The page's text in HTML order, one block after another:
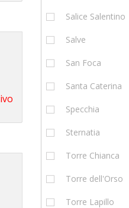
Salice Salentino
Salve
San Foca
Santa Caterina
Specchia
Sternatia
Torre Chianca
Torre dell'Orso
Torre Lapillo